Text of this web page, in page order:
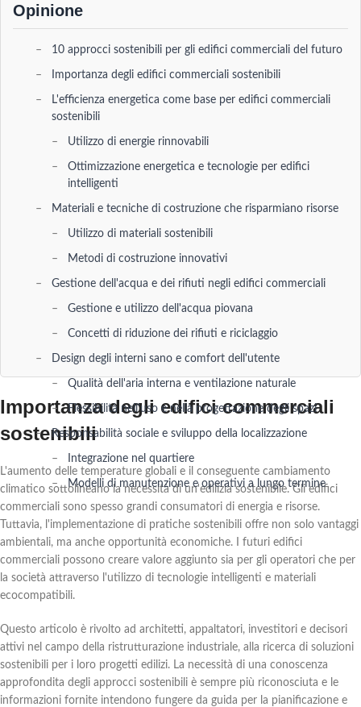
Opinione
10 approcci sostenibili per gli edifici commerciali del futuro
Importanza degli edifici commerciali sostenibili
L'efficienza energetica come base per edifici commerciali
sostenibili
Utilizzo di energie rinnovabili
Ottimizzazione energetica e tecnologie per edifici
intelligenti
Materiali e tecniche di costruzione che risparmiano risorse
Utilizzo di materiali sostenibili
Metodi di costruzione innovativi
Gestione dell'acqua e dei rifiuti negli edifici commerciali
Gestione e utilizzo dell'acqua piovana
Concetti di riduzione dei rifiuti e riciclaggio
Design degli interni sano e comfort dell'utente
Qualità dell'aria interna e ventilazione naturale
Flessibilità nell'uso e nella progettazione degli spazi
Responsabilità sociale e sviluppo della localizzazione
Integrazione nel quartiere
Modelli di manutenzione e operativi a lungo termine
Importanza degli edifici commerciali
sostenibili
L'aumento delle temperature globali e il conseguente cambiamento
climatico sottolineano la necessità di un'edilizia sostenibile. Gli edifici
commerciali sono spesso grandi consumatori di energia e risorse.
Tuttavia, l'implementazione di pratiche sostenibili offre non solo vantaggi
ambientali, ma anche opportunità economiche. I futuri edifici
commerciali possono creare valore aggiunto sia per gli operatori che per
la società attraverso l'utilizzo di tecnologie intelligenti e materiali
ecocompatibili.
Questo articolo è rivolto ad architetti, appaltatori, investitori e decisori
attivi nel campo della ristrutturazione industriale, alla ricerca di soluzioni
sostenibili per i loro progetti edilizi. La necessità di una conoscenza
approfondita degli approcci sostenibili è sempre più riconosciuta e le
informazioni fornite intendono fungere da guida per la pianificazione e